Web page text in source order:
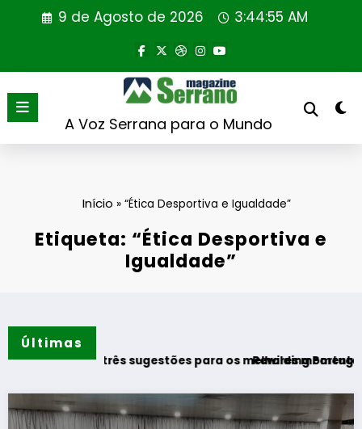
9 de Agosto de 2026 3:44:56 AM
A Voz Serrana para o Mundo
Início » “Ética Desportiva e Igualdade”
Etiqueta: “Ética Desportiva e
Igualdade”
Últimas
sugestões para os melhores momentos do verão
Rewilding Portugal realiza primeira